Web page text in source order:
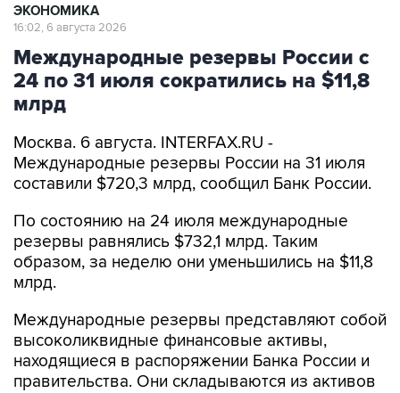
ЭКОНОМИКА
16:02, 6 августа 2026
Международные резервы России с
24 по 31 июля сократились на $11,8
млрд
Москва. 6 августа. INTERFAX.RU -
Международные резервы России на 31 июля
составили $720,3 млрд, сообщил Банк России.
По состоянию на 24 июля международные
резервы равнялись $732,1 млрд. Таким
образом, за неделю они уменьшились на $11,8
млрд.
Международные резервы представляют собой
высоколиквидные финансовые активы,
находящиеся в распоряжении Банка России и
правительства. Они складываются из активов